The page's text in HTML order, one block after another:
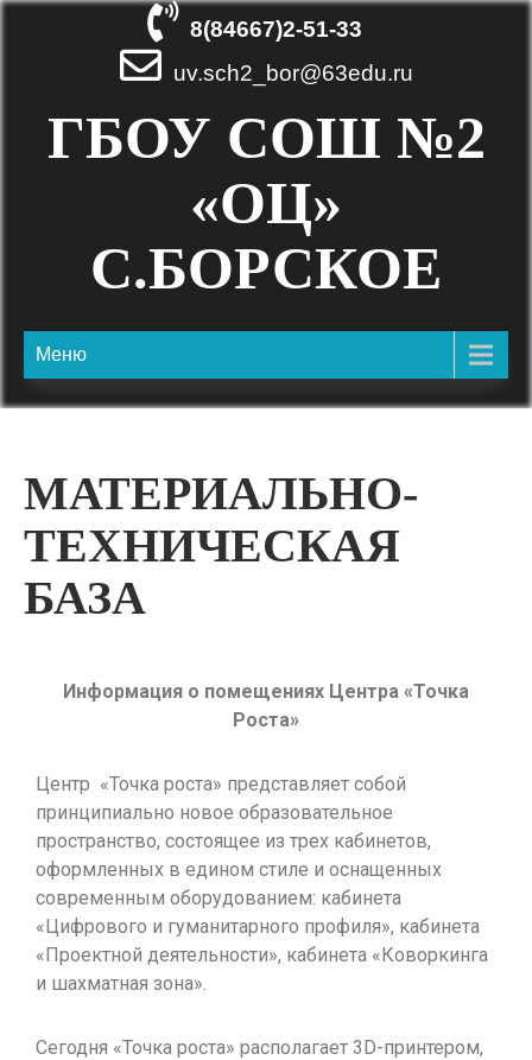
8(84667)2-51-33
uv.sch2_bor@63edu.ru
ГБОУ СОШ №2
«ОЦ»
С.БОРСКОЕ
Меню
МАТЕРИАЛЬНО-
ТЕХНИЧЕСКАЯ
БАЗА
Информация о помещениях Центра «Точка
Роста»
Центр «Точка роста» представляет собой
принципиально новое образовательное
пространство, состоящее из трех кабинетов,
оформленных в едином стиле и оснащенных
современным оборудованием: кабинета
«Цифрового и гуманитарного профиля», кабинета
«Проектной деятельности», кабинета «Коворкинга
и шахматная зона».
Сегодня «Точка роста» располагает 3D-принтером,